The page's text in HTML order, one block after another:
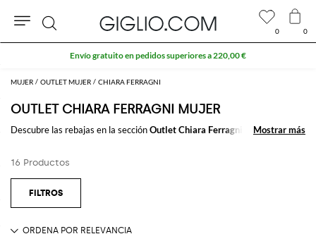
MUJER OUTLET MUJER CHIARA FERRAGNI
OUTLET CHIARA FERRAGNI MUJER
Descubre las rebajas en la secciónOutlet Chiara Ferragni mujery
zonaOutlet Chiara Ferragni mujer online
Ver todoCHIARA FERRAGNI
Mostrar más
Mostrar más
16 Productos
0 0
Buscar
Envío gratuito en pedidos superiores a 220,00 €